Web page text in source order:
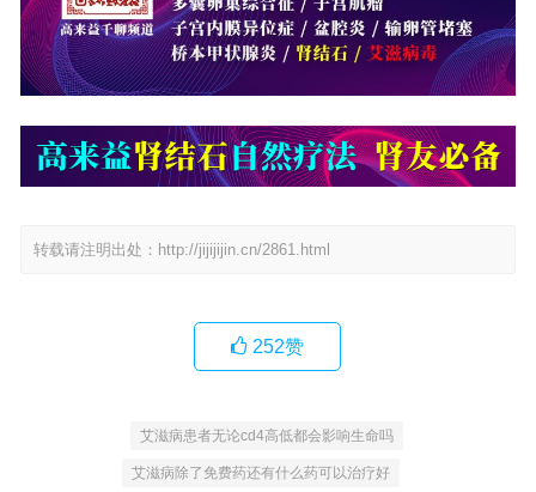
转载请注明出处： http://jijijijin.cn/2861.html
252赞
艾滋病患者无论cd4高低都会影响生命吗
艾滋病除了免费药还有什么药可以治疗好